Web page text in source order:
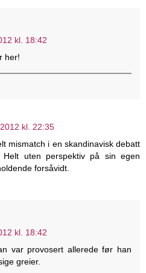
kl. 18:42
her!
kl. 22:35
mismatch i en skandinavisk debatt
uten perspektiv på sin egen
forsåvidt.
kl. 18:42
var provosert allerede før han
greier.